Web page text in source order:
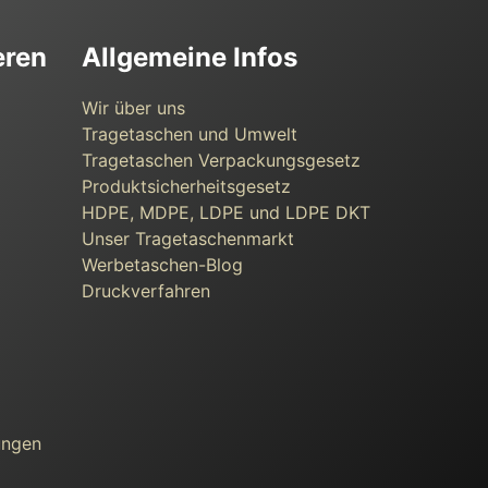
Allgemeine Infos
Wir über uns
Tragetaschen und Umwelt
Tragetaschen Verpackungsgesetz
Produktsicherheitsgesetz
HDPE, MDPE, LDPE und LDPE DKT
Unser Tragetaschenmarkt
Werbetaschen-Blog
Druckverfahren